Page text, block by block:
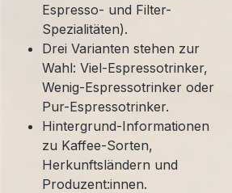
Espresso- und Filter-
Spezialitäten).
Drei Varianten stehen zur
Wahl: Viel-Espressotrinker,
Wenig-Espressotrinker oder
Pur-Espressotrinker.
Hintergrund-Informationen
zu Kaffee-Sorten,
Herkunftsländern und
Produzent:innen.